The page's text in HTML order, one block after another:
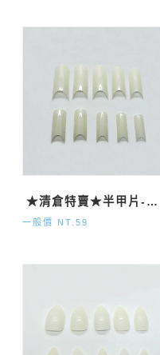
★清倉特賣★半甲片-自然500P
一般價 NT.59